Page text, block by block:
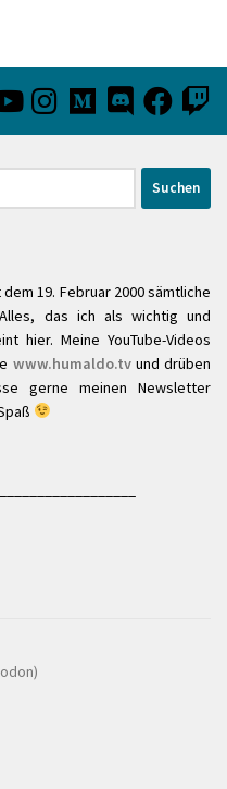
19. Februar 2000 sämtliche
das ich als wichtig und
hier. Meine YouTube-Videos
www.humaldo.tvund drüben
gerne meinen Newsletter